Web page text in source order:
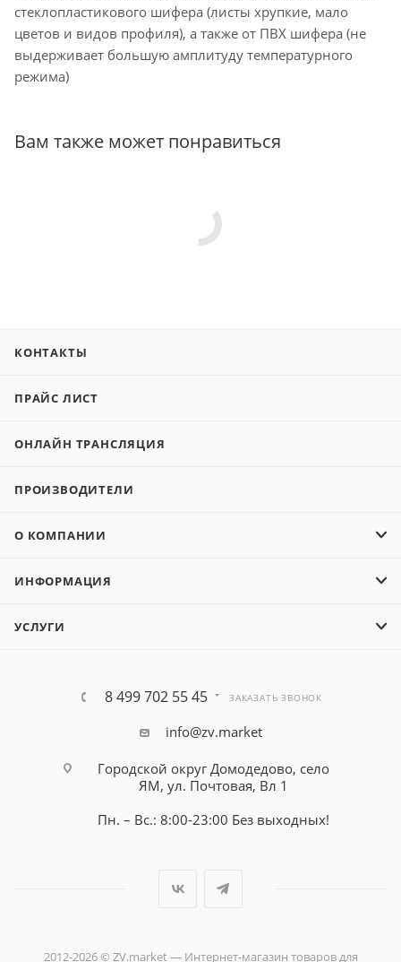
стеклопластикового шифера (листы хрупкие, мало
цветов и видов профиля), а также от ПВХ шифера (не
выдерживает большую амплитуду температурного
режима)
Вам также может понравиться
КОНТАКТЫ
ПРАЙС ЛИСТ
ОНЛАЙН ТРАНСЛЯЦИЯ
ПРОИЗВОДИТЕЛИ
О КОМПАНИИ
ИНФОРМАЦИЯ
УСЛУГИ
8 499 702 55 45 ЗАКАЗАТЬ ЗВОНОК
info@zv.market
Городской округ Домодедово, село
ЯМ, ул. Почтовая, Вл 1
Пн. – Вс.: 8:00-23:00 Без выходных!
2012-2026 © ZV.market — Интернет-магазин товаров для